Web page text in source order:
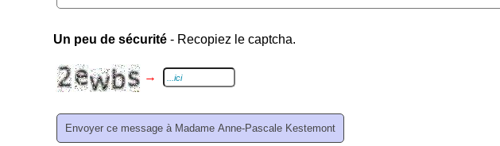
Un peu de sécurité - Recopiez le captcha.
→